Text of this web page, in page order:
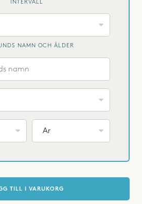
NAMN OCH ÅLDER
TILL I VARUKORG